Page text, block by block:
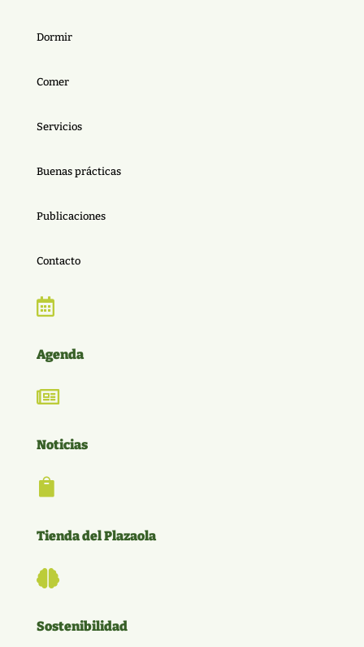
Dormir
Comer
Servicios
Buenas prácticas
Publicaciones
Contacto

Agenda

Noticias

Tienda del Plazaola

Sostenibilidad